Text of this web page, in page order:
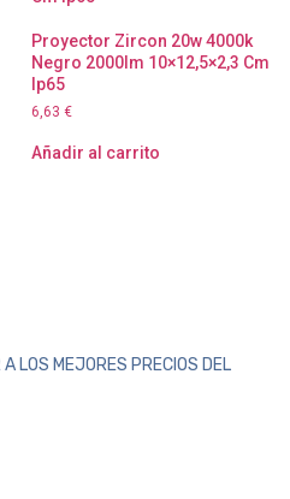
Proyector Zircon 20w 4000k
Negro 2000lm 10×12,5×2,3 Cm
Ip65
6,63 €
Añadir al carrito
A LOS MEJORES PRECIOS DEL